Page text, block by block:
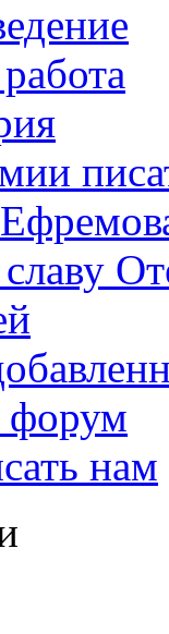
форум
нам